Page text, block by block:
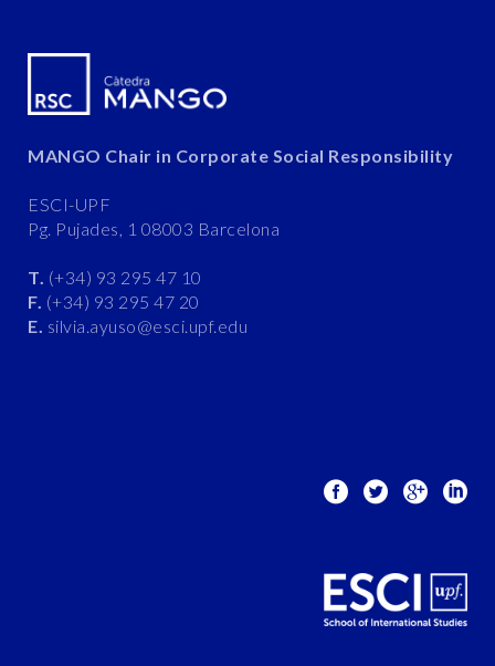
MANGO Chair in Corporate Social Responsibility
ESCI-UPF
Pg. Pujades, 1 08003 Barcelona
T. (+34) 93 295 47 10
F. (+34) 93 295 47 20
E. silvia.ayuso@esci.upf.edu